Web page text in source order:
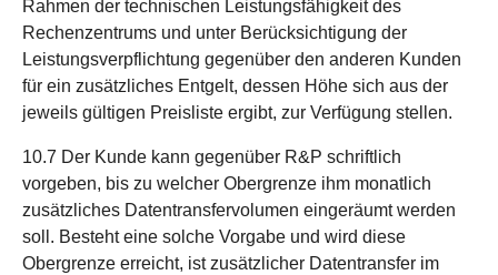
Rahmen der technischen Leistungsfähigkeit des
Rechenzentrums und unter Berücksichtigung der
Leistungsverpflichtung gegenüber den anderen Kunden
für ein zusätzliches Entgelt, dessen Höhe sich aus der
jeweils gültigen Preisliste ergibt, zur Verfügung stellen.
10.7 Der Kunde kann gegenüber R&P schriftlich
vorgeben, bis zu welcher Obergrenze ihm monatlich
zusätzliches Datentransfervolumen eingeräumt werden
soll. Besteht eine solche Vorgabe und wird diese
Obergrenze erreicht, ist zusätzlicher Datentransfer im